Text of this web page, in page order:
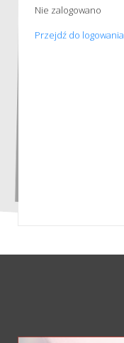
Nie zalogowano
Przejdź do logowania